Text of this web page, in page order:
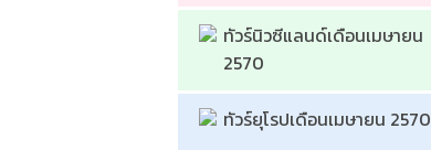
ทัวร์นิวซีแลนด์เดือนเมษายน
2570
ทัวร์ยุโรปเดือนเมษายน 2570